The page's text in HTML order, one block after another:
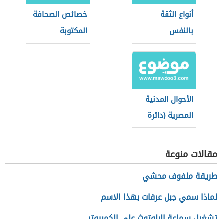
أنواع الثقة
بالنفس
خصائص الصحافة
المكتوبة
الأحوال المدنية
المصرية (دائرة
حكومية)
مقالات منوعة
طريقة ملفوف محشي
لماذا سمي جبل عرفات بهذا الاسم